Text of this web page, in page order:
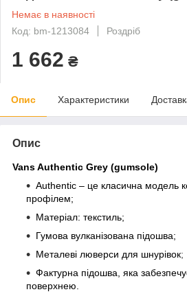
Немає в наявності
Код: bm-1213084
Роздріб
1 662 ₴
Опис Характеристики
Опис
Vans Authentic Grey (gumsole)
Authentic – це класична модель
профілем;
Матеріал: текстиль;
Гумова вулканізована підошва;
Металеві люверси для шнурівок;
Фактурна підошва, яка
поверхнею.